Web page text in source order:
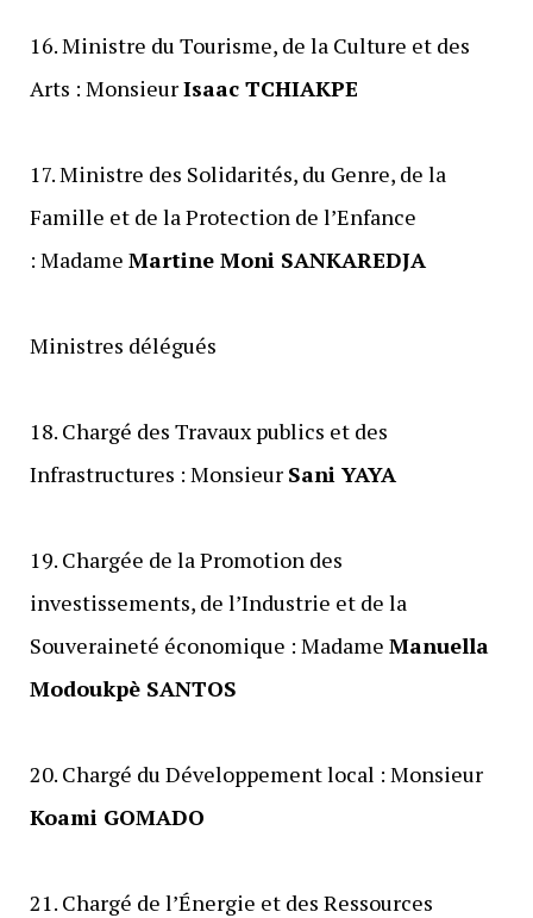
‎16. Ministre du Tourisme, de la Culture et des
Arts : MonsieurIsaac TCHIAKPE
‎17. Ministre des Solidarités, du Genre, de la
Famille et de la Protection de l’Enfance
: Madame Martine Moni SANKAREDJA
‎Ministres délégués
‎18. Chargé des Travaux publics et des
Infrastructures : Monsieur Sani YAYA
‎19. Chargée de la Promotion des
investissements, de l’Industrie et de la
Souveraineté économique : Madame Manuella
Modoukpè SANTOS
‎20. Chargé du Développement local : Monsieur
Koami GOMADO
‎21. Chargé de l’Énergie et des Ressources